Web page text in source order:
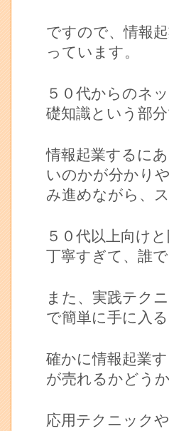
ですので、情報
っています。
５０代からのネ
礎知識という部
情報起業するに
いのかが分かり
み進めながら、
５０代以上向け
丁寧すぎて、誰
また、実践テク
で簡単に手に入
確かに情報起業
が売れるかどう
応用テクニック